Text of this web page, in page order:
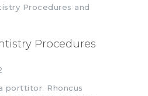
Procedures
porttitor. Rhoncus